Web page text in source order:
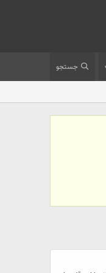
جستجو